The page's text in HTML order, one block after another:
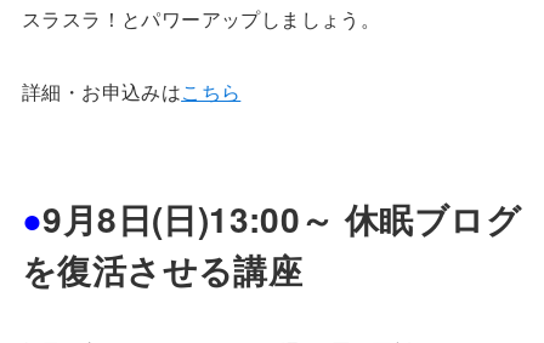
スラスラ！とパワーアップしましょう。
詳細・お申込みはこちら
●9月8日(日)13:00～ 休眠ブログ
を復活させる講座